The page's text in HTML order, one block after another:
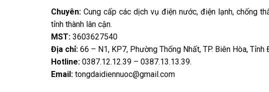
Chuyên: Cung cấp các dịch vụ điện nước, điện lạnh, chống
tỉnh thành lân cận.
MST: 3603627540
Địa chỉ: 66 – N1, KP7, Phường Thống Nhất, TP. Biên Hòa, Tỉnh
Hotline: 0387.12.12.39 – 0387.13.13.39.
Email: tongdaidiennuoc@gmail.com